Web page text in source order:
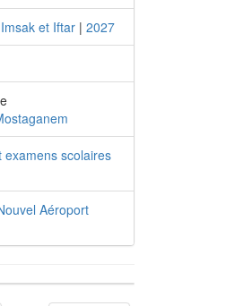
et Iftar | 2027
scolaires
Aéroport